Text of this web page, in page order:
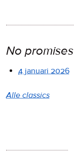
No promises
4 januari 2026
Alle classics